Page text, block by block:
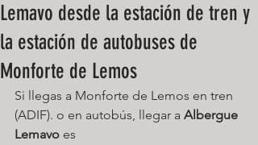
Lemavo desde la estación de tren y
la estación de autobuses de
Monforte de Lemos
Si llegas a Monforte de Lemos en tren
(ADIF). o en autobús, llegar a Albergue
Lemavo es